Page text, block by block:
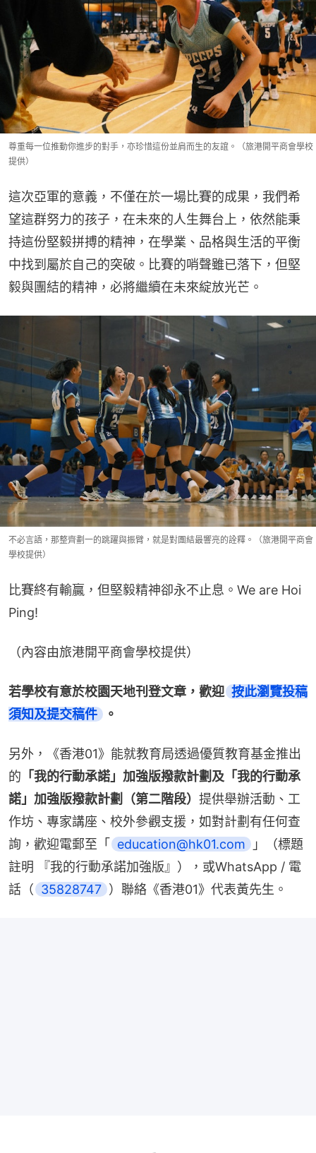
尊重每一位推動你進步的對手，亦珍惜這份並肩而生的友誼。（旅港開平商會學校
提供）
這次亞軍的意義，不僅在於一場比賽的成果，我們希
望這群努力的孩子，在未來的人生舞台上，依然能秉
持這份堅毅拼搏的精神，在學業、品格與生活的平衡
中找到屬於自己的突破。比賽的哨聲雖已落下，但堅
毅與團結的精神，必將繼續在未來綻放光芒。
不必言語，那整齊劃一的跳躍與振臂，就是對團結最響亮的詮釋。（旅港開平商會
學校提供）
比賽終有輸贏，但堅毅精神卻永不止息。We are Hoi
Ping!
（內容由旅港開平商會學校提供）
若學校有意於校園天地刊登文章，歡迎 按此瀏覽投稿
須知及提交稿件
。
另外，《香港01》能就教育局透過優質教育基金推出
的 「我的行動承諾」加強版撥款計劃及「我的行動承
諾」加強版撥款計劃（第二階段） 提供舉辦活動、工
作坊、專家講座、校外參觀支援，如對計劃有任何查
詢，歡迎電郵至「
education@hk01.com
」（標題
註明 『我的行動承諾加強版』），或WhatsApp / 電
話（ 35828747 ）聯絡《香港01》代表黃先生。